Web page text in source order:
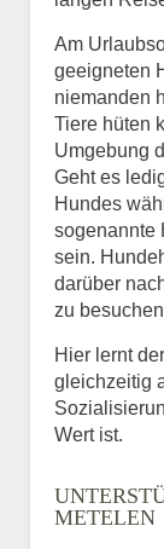
Am
geeigneten
niemanden
Tiere hüten
Umgebung
Geht es
Hundes
sogenannte
sein.
darüber
zu
Hier lernt
gleichzeitig
Wert ist.
METELEN